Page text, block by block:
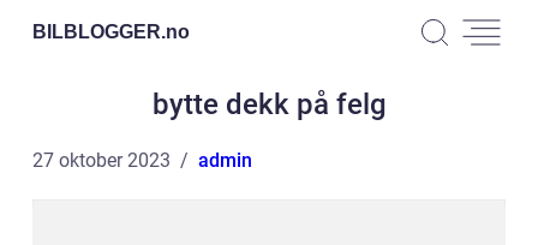
BILBLOGGER.no
bytte dekk på felg
27 oktober 2023 admin